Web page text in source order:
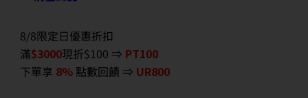
8/8限定日優惠折扣
滿$3000現折$100 ⇒ PT100
下單享 8% 點數回饋 ⇒ UR800